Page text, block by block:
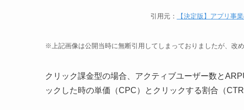
引用元： 【決定版】アプリ事
※上記画像は公開当時に無断引用してしまっておりましたが、改
クリック課金型の場合、アクティブユーザー数と
ックした時の単価（CPC）とクリックする割合（